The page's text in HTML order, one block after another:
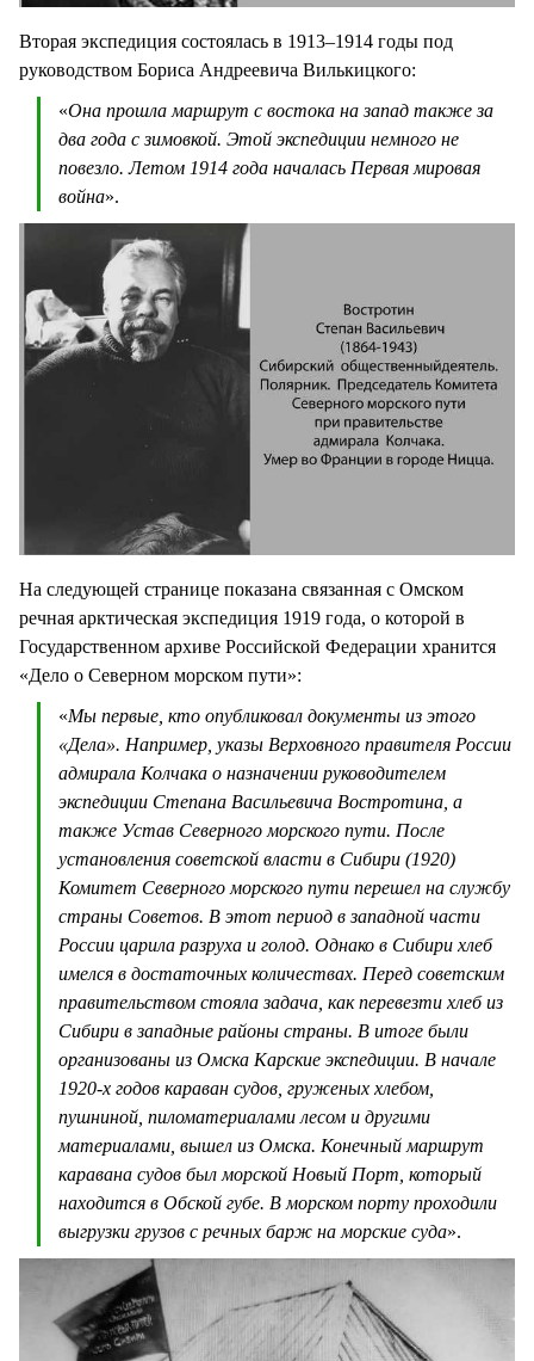
Вторая экспедиция состоялась в 1913–1914 годы под
руководством Бориса Андреевича Вилькицкого:
«Она прошла маршрут с востока на запад также за
два года с зимовкой. Этой экспедиции немного не
повезло. Летом 1914 года началась Первая мировая
война».
На следующей странице показана связанная с Омском
речная арктическая экспедиция 1919 года, о которой в
Государственном архиве Российской Федерации хранится
«Дело о Северном морском пути»:
«Мы первые, кто опубликовал документы из этого
«Дела». Например, указы Верховного правителя России
адмирала Колчака о назначении руководителем
экспедиции Степана Васильевича Востротина, а
также Устав Северного морского пути. После
установления советской власти в Сибири (1920)
Комитет Северного морского пути перешел на службу
страны Советов. В этот период в западной части
России царила разруха и голод. Однако в Сибири хлеб
имелся в достаточных количествах. Перед советским
правительством стояла задача, как перевезти хлеб из
Сибири в западные районы страны. В итоге были
организованы из Омска Карские экспедиции. В начале
1920-х годов караван судов, груженых хлебом,
пушниной, пиломатериалами лесом и другими
материалами, вышел из Омска. Конечный маршрут
каравана судов был морской Новый Порт, который
находится в Обской губе. В морском порту проходили
выгрузки грузов с речных барж на морские суда».